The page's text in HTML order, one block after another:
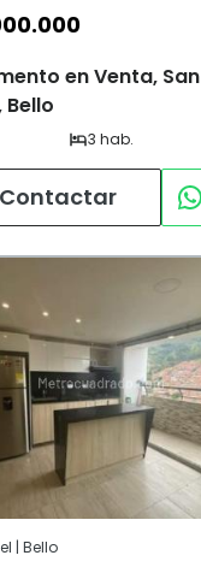
en Venta, San
Bello
Contactar
| Bello